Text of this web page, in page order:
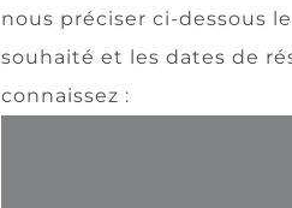
nous préciser ci-dessous
souhaité et les dates de
connaissez :